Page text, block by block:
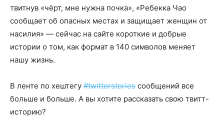
твитнув «чёрт, мне нужна почка», «Ребекка Чао
сообщает об опасных местах и защищает женщин от
насилия» — сейчас на сайте короткие и добрые
истории о том, как формат в 140 символов меняет
нашу жизнь.
В ленте по хештегу #twitterstories сообщений все
больше и больше. А вы хотите рассказать свою твитт-
историю?